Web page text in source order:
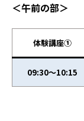
＜午前の部＞
体験講座①
09:30～10:15